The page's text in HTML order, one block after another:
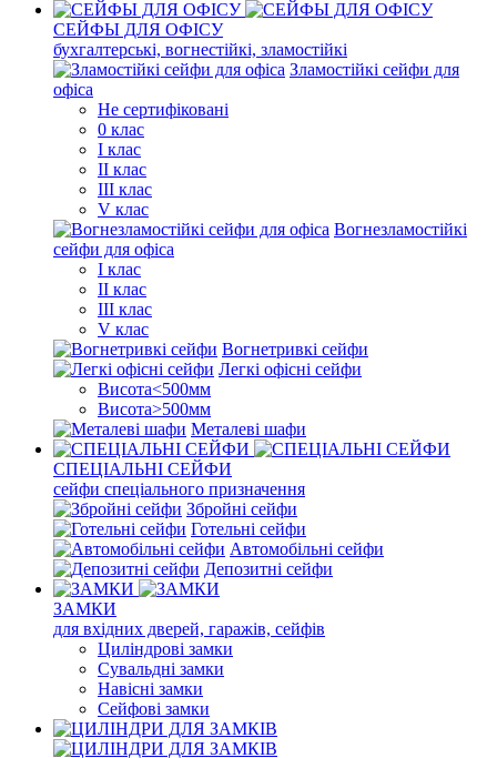
СЕЙФЫ ДЛЯ ОФІСУ
бухгалтерські, вогнестійкі, зламостійкі
Зламостійкі сейфи для
офіса
Не сертифіковані
0 клас
I клас
II клас
III клас
V клас
Вогнезламостійкі
сейфи для офіса
I клас
II клас
III клас
V клас
Вогнетривкі сейфи
Легкі офісні сейфи
Висота<500мм
Висота>500мм
Металеві шафи
СПЕЦІАЛЬНІ СЕЙФИ
сейфи спеціального призначення
Збройні сейфи
Готельні сейфи
Автомобільні сейфи
Депозитні сейфи
ЗАМКИ
для вхідних дверей, гаражів, сейфів
Циліндрові замки
Сувальдні замки
Навісні замки
Сейфові замки